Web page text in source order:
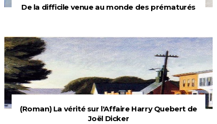
De la difficile venue au monde des prématurés
(Roman) La vérité sur l'Affaire Harry Quebert de
Joël Dicker